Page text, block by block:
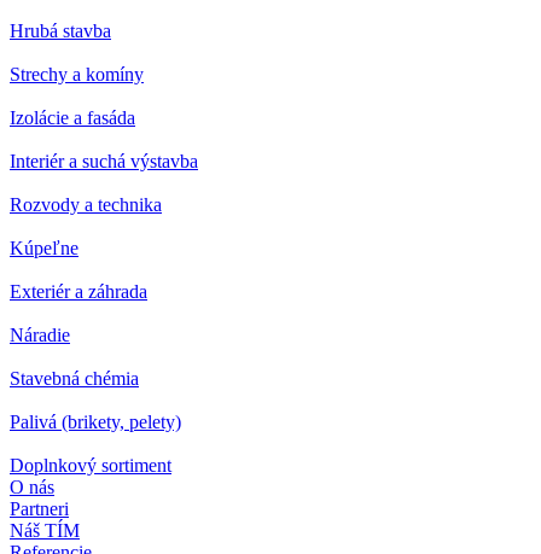
Hrubá stavba
Strechy a komíny
Izolácie a fasáda
Interiér a suchá výstavba
Rozvody a technika
Kúpeľne
Exteriér a záhrada
Náradie
Stavebná chémia
Palivá (brikety, pelety)
Doplnkový sortiment
O nás
Partneri
Náš TÍM